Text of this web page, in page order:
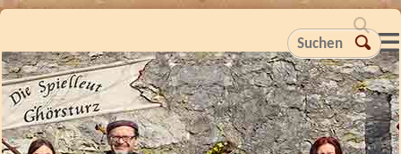
Suchen